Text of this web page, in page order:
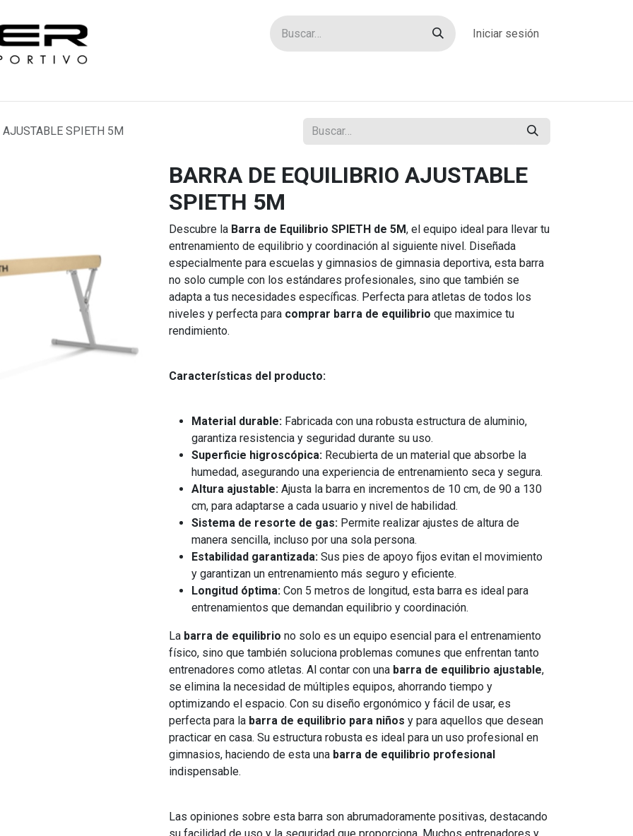
Iniciar sesión
SPIETH 5M
BARRA DE EQUILIBRIO AJUSTABLE
SPIETH 5M
Descubre la Barra de Equilibrio SPIETH de 5M, el equipo ideal para llevar tu
entrenamiento de equilibrio y coordinación al siguiente nivel. Diseñada
especialmente para escuelas y gimnasios de gimnasia deportiva, esta barra
no solo cumple con los estándares profesionales, sino que también se
adapta a tus necesidades específicas. Perfecta para atletas de todos los
niveles y perfecta para comprar barra de equilibrio que maximice tu
rendimiento.
Características del producto:
Material durable: Fabricada con una robusta estructura de aluminio,
garantiza resistencia y seguridad durante su uso.
Superficie higroscópica: Recubierta de un material que absorbe la
humedad, asegurando una experiencia de entrenamiento seca y segura.
Altura ajustable: Ajusta la barra en incrementos de 10 cm, de 90 a 130
cm, para adaptarse a cada usuario y nivel de habilidad.
Sistema de resorte de gas: Permite realizar ajustes de altura de
manera sencilla, incluso por una sola persona.
Estabilidad garantizada: Sus pies de apoyo fijos evitan el movimiento
y garantizan un entrenamiento más seguro y eficiente.
Longitud óptima: Con 5 metros de longitud, esta barra es ideal para
entrenamientos que demandan equilibrio y coordinación.
La barra de equilibrio no solo es un equipo esencial para el entrenamiento
físico, sino que también soluciona problemas comunes que enfrentan tanto
entrenadores como atletas. Al contar con una barra de equilibrio ajustable,
se elimina la necesidad de múltiples equipos, ahorrando tiempo y
optimizando el espacio. Con su diseño ergonómico y fácil de usar, es
perfecta para la barra de equilibrio para niños y para aquellos que desean
practicar en casa. Su estructura robusta es ideal para un uso profesional en
gimnasios, haciendo de esta una barra de equilibrio profesional
indispensable.
Las opiniones sobre esta barra son abrumadoramente positivas, destacando